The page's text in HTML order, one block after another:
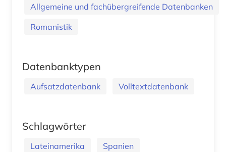
Allgemeine und fachübergreifende Datenbanken
Romanistik
Datenbanktypen
Aufsatzdatenbank Volltextdatenbank
Schlagwörter
Lateinamerika
Spanien